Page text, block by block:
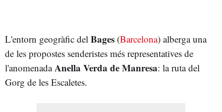
L'entorn geogràfic del Bages (Barcelona) alberga una
de les propostes senderistes més representatives de
l'anomenadaAnella Verda de Manresa: la ruta del
Gorg de les Escaletes.